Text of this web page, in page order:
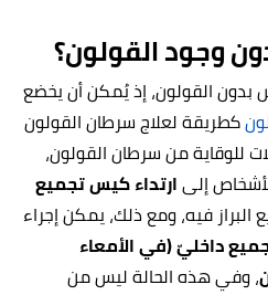
وجود القولون؟
بدون القولون، إذ يُمكن أن يخضع
كطريقة لعلاج سرطان القولون
للوقاية من سرطان القولون،
إلىارتداء كيس تجميع
فيه، ومع ذلك، يمكن إجراء
داخليّ (في الأمعاء
، وفي هذه الحالة ليس من